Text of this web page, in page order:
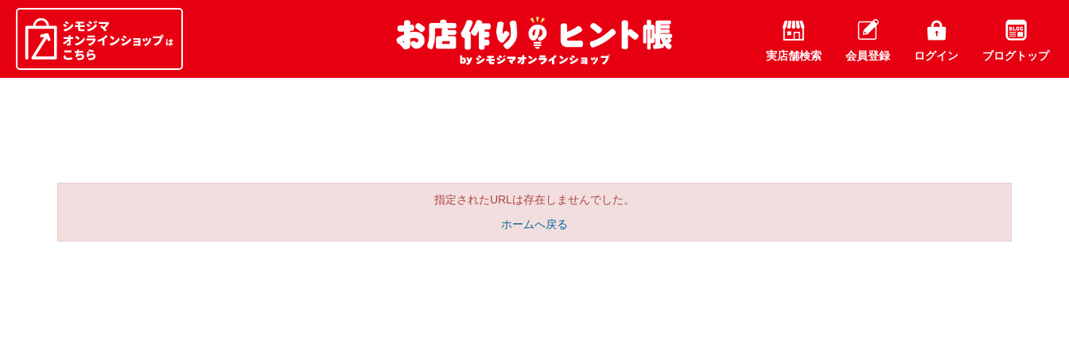
実店舗検索 会員登録 ログイン ブログトップ
指定されたURLは存在しませんでした。
ホームへ戻る